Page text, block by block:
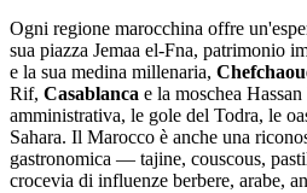
Ogni regione marocchina offre
sua piazza Jemaa el-Fna, patrimonio
e la sua medina millenaria,
Rif, Casablanca e la moschea
amministrativa, le gole del Todra, le
Sahara. Il Marocco è anche una
gastronomica — tajine, couscous,
crocevia di influenze berbere, arabe,